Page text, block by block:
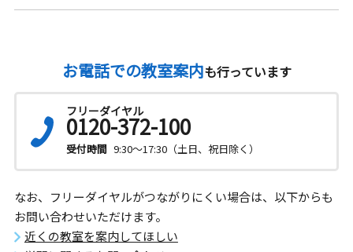
お電話での教室案内も行っています
フリーダイヤル
0120-372-100
受付時間 9:30～17:30（土日、祝日除く）
なお、フリーダイヤルがつながりにくい場合は、以下からも
お問い合わせいただけます。
近くの教室を案内してほしい